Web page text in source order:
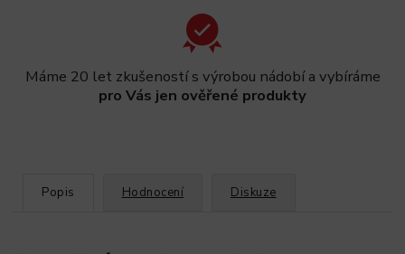
Máme 20 let zkušeností s výrobou nádobí a vybíráme
pro Vás jen ověřené produkty
Popis Hodnocení Diskuze